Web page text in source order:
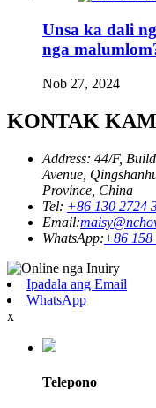
Unsa ka dali
nga
Nob 27, 2024
KONTAK
Address: 44/F,
Avenue,
Province, China
Tel: +86 130 2724
Email:
WhatsApp:+86 158
Ipadala ang Email
WhatsApp
x
Telepono